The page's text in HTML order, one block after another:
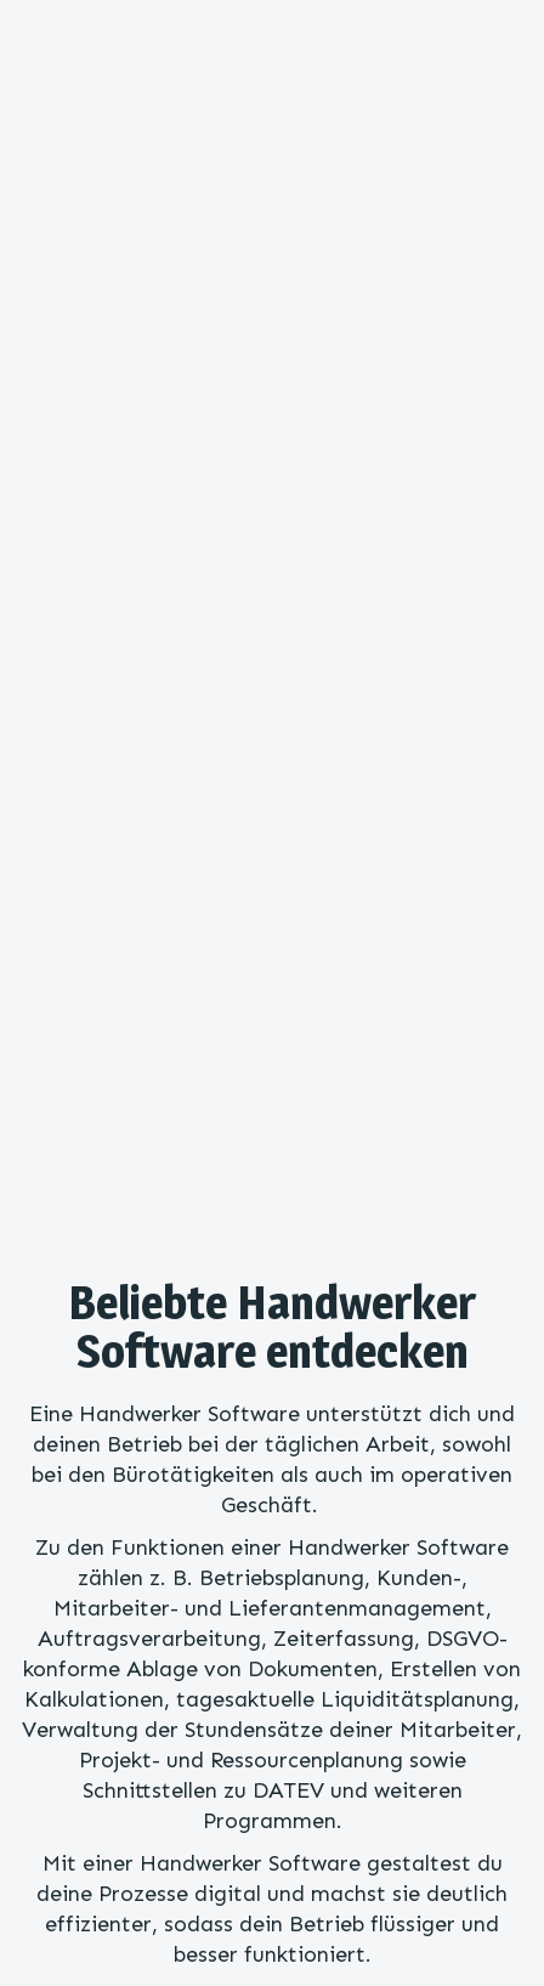
Beliebte Handwerker
Software entdecken
Eine Handwerker Software unterstützt dich und
deinen Betrieb bei der täglichen Arbeit, sowohl
bei den Bürotätigkeiten als auch im operativen
Geschäft.
Zu den Funktionen einer Handwerker Software
zählen z. B. Betriebsplanung, Kunden-,
Mitarbeiter- und Lieferantenmanagement,
Auftragsverarbeitung, Zeiterfassung, DSGVO-
konforme Ablage von Dokumenten, Erstellen von
Kalkulationen, tagesaktuelle Liquiditätsplanung,
Verwaltung der Stundensätze deiner Mitarbeiter,
Projekt- und Ressourcenplanung sowie
Schnittstellen zu DATEV und weiteren
Programmen.
Mit einer Handwerker Software gestaltest du
deine Prozesse digital und machst sie deutlich
effizienter, sodass dein Betrieb flüssiger und
besser funktioniert.